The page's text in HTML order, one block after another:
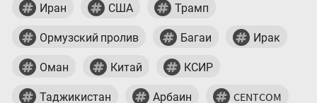
Иран
США Трамп
Ормузский пролив Багаи Ирак
Оман Китай КСИР
Таджикистан Арбаин CENTCOM